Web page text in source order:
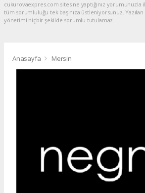
cukurovaexpres.com sitesine yaptığınız yorumunuzla
tüm sorumluluğu tek başınıza üstleniyorsunuz.
yönetimi hiçbir şekilde sorumlu tutulamaz.
Anasayfa Mersin